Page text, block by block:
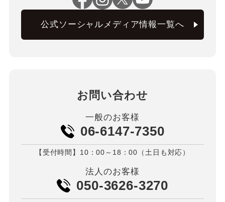
公式ソーシャルメディア情報一覧へ
お問い合わせ
一般のお客様
06-6147-7350
【受付時間】10：00～18：00（土日も対応）
法人のお客様
050-3626-3270